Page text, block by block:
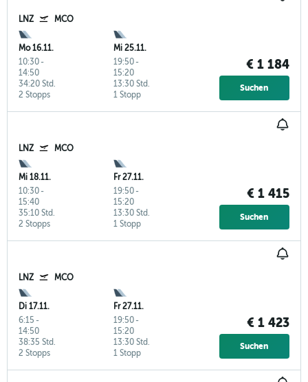
LNZ MCO
Mo 16.11.
10:30-
14:50
2 Stopps
34:20 Std.
Mi 25.11.
19:50-
15:20
1 Stopp
13:30 Std.
€ 1 184
Suchen
LNZ MCO
Mi 18.11.
10:30-
15:40
2 Stopps
35:10 Std.
Fr 27.11.
19:50-
15:20
1 Stopp
13:30 Std.
€ 1 415
Suchen
LNZ MCO
Di 17.11.
6:15 -
14:50
2 Stopps
38:35 Std.
Fr 27.11.
19:50-
15:20
1 Stopp
13:30 Std.
€ 1 423
Suchen